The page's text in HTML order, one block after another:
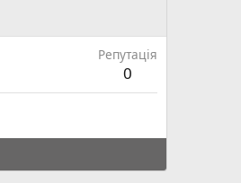
Репутація
0